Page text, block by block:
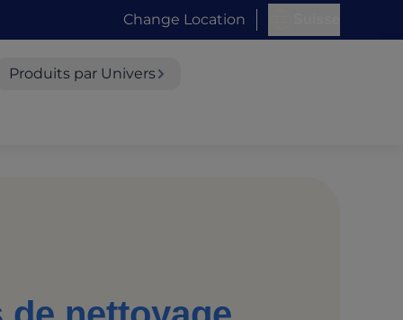
Change Location
Produits par Univers